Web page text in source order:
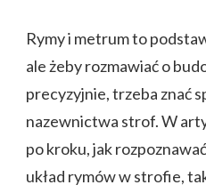
Rymy i metrum to
ale żeby rozmawiać o
precyzyjnie, trzeba znać
nazewnictwa strof. W
po kroku, jak
układ rymów w strofie,